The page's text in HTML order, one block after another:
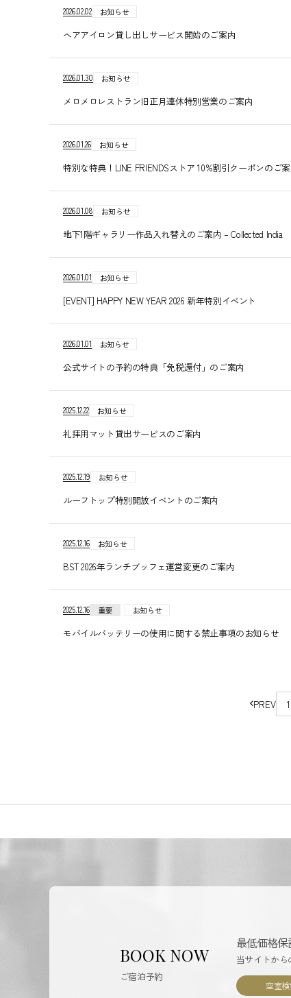
2026.02.02 お知らせ
ヘアアイロン貸し出しサービス開始のご案内
2026.01.30 お知らせ
メロメロレストラン旧正月連休特別営業のご案内
2026.01.26 お知らせ
特別な特典！LINE FRIENDSストア 10%割引クーポンのご
2026.01.08 お知らせ
地下1階ギャラリー作品入れ替えのご案内 – Collected India
2026.01.01 お知らせ
[EVENT] HAPPY NEW YEAR 2026 新年特別イベント
2026.01.01 お知らせ
公式サイトの予約の特典「免税還付」のご案内
2025.12.22 お知らせ
礼拝用マット貸出サービスのご案内
2025.12.19 お知らせ
ルーフトップ特別開放イベントのご案内
2025.12.16 お知らせ
BST 2026年ランチブッフェ運営変更のご案内
2025.12.16 重要 お知らせ
モバイルバッテリーの使用に関する禁止事項のお知らせ
PREV 1
BOOK NOW
ご宿泊予約
最低価格保
当サイトか
空室